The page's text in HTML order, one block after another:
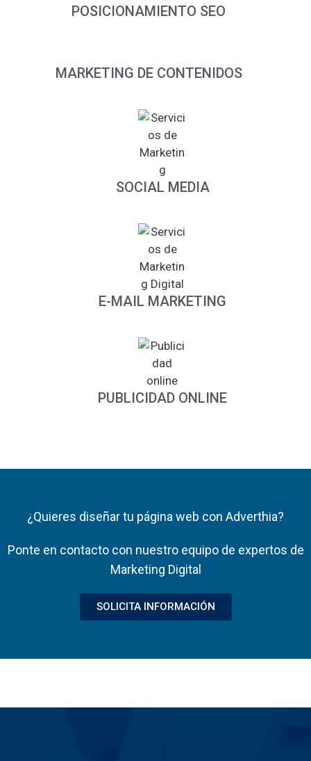
POSICIONAMIENTO SEO
MARKETING DE CONTENIDOS
SOCIAL MEDIA
E-MAIL MARKETING
PUBLICIDAD ONLINE
¿Quieres diseñar tu página web con Adverthia?
Ponte en contacto con nuestro equipo de expertos de
Marketing Digital
SOLICITA INFORMACIÓN